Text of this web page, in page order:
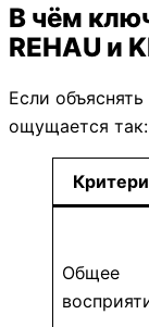
В чём
REHAU и
Если
ощущается так:
Общее